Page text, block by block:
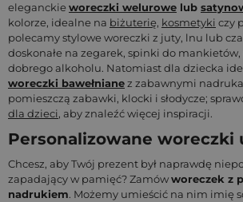
eleganckie woreczki welurowe lub
kolorze, idealne na biżuterię, kosmetyki czy
polecamy stylowe woreczki z juty, lnu lub
doskonałe na zegarek, spinki do
dobrego alkoholu. Natomiast dla dziecka
woreczki bawełnianez zabawnymi
pomieszczą zabawki, klocki i słodycze;
dla dzieci, aby znaleźć więcej inspiracji.
Personalizowane woreczki
Chcesz, aby Twój prezent był naprawdę
zapadający w pamięć? Zamówworeczek z
nadrukiem. Możemy umieścić na nim imię